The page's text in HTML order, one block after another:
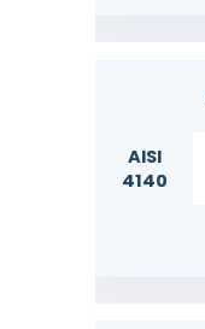
AISI
4140